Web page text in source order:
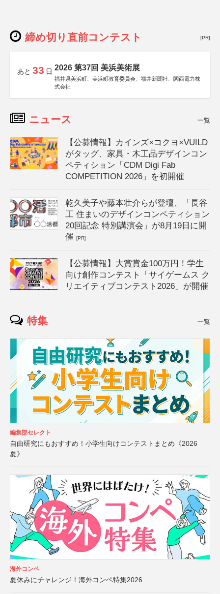
締め切り直前コンテスト [PR]
あと 33 日 2026 第37回 美浜美術展
福井県美浜町、美浜町教育委員会、福井新聞社、関西電力株
式会社
ニュース 一覧
【公募情報】カインズ×コクヨ×VUILD
がタッグ、家具・木工品デザインコン
ペティション「CDM Digi Fab
COMPETITION 2026」を初開催
乾久美子や藤本壮介らが登壇、「長谷
工 住まいのデザインコンペティション
20回記念 特別講演会」が8月19日に開
催[PR]
【公募情報】大賞賞金100万円！学生
向け創作コンテスト「サイゲームス ク
リエイティブコンテスト2026」が開催
特集 一覧
編集部セレクト
自由研究にもおすすめ！小学生向けコンテストまとめ《2026
夏》
海外コンペ
夏休みにチャレンジ！海外コンペ特集2026